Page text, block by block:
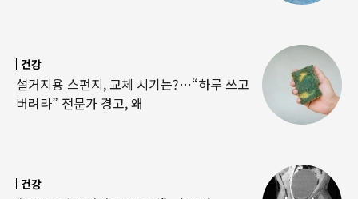
건강
설거지용 스펀지, 교체 시기는?…“하루 쓰고
버려라” 전문가 경고, 왜
건강